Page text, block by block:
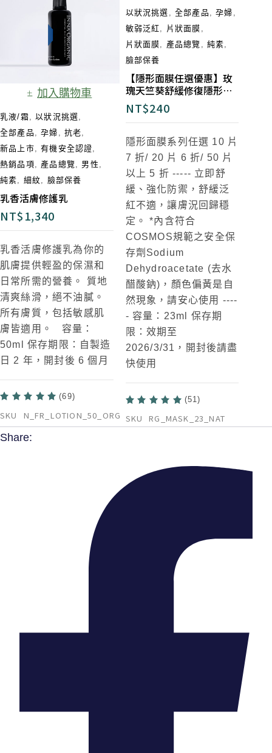
加入購物車
乳液/霜 ,以狀況挑選
全部產品
,孕婦 ,抗老
新品上市 ,有機安全認證
熱銷品項
產品總覽 男性
純素
細紋 臉部保養
乳香活膚修護乳
NT$1,340
乳香活膚修護乳為你的
肌膚提供輕盈的保濕和
日常所需的營養。 質地
清爽絲滑，絕不油膩。
所有膚質，包括敏感肌
膚皆適用。 容量：
50ml 保存期限：自製造
日 2 年，開封後 6 個月
(69)
SKU N_FR_LOTION_50_ORG
以狀況挑選 , 全部產品 ,孕婦 ,
敏弱泛紅, 片狀面膜 ,
片狀面膜, 產品總覽 ,純素,
臉部保養
【隱形面膜任選優惠】玫
瑰天竺葵舒緩修復隱形面
膜
NT$240
隱形面膜系列任選 10 片
7 折/ 20 片 6 折/ 50 片
以上 5 折 ----- 立即舒
緩、強化防禦，舒緩泛
紅不適，讓膚況回歸穩
定。 *內含符合
COSMOS規範之安全保
存劑Sodium
Dehydroacetate (去水
醋酸鈉)，顏色偏黃是自
然現象，請安心使用 ----
- 容量：23ml 保存期
限：效期至
2026/3/31，開封後請盡
快使用
(51)
SKU RG_MASK_23_NAT
Share: